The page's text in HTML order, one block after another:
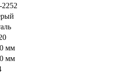
2252
мм
мм